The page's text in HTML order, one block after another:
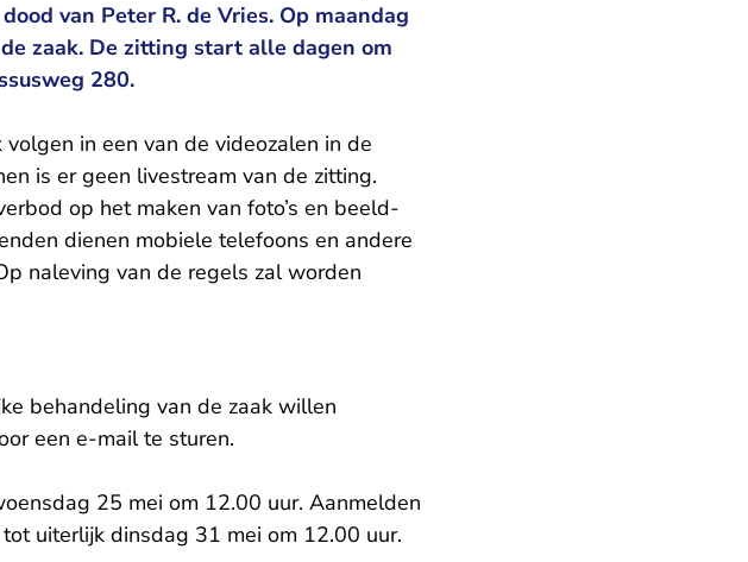
van Peter R. de Vries. Op maandag
zaak. De zitting start alle dagen om
280.
in een van de videozalen in de
is er geen livestream van de zitting.
op het maken van foto’s en beeld-
dienen mobiele telefoons en andere
naleving van de regels zal worden
behandeling van de zaak willen
een e-mail- U verlaat Rechtspraak.nl
te sturen.
25 mei om 12.00 uur. Aanmelden
uiterlijk dinsdag 31 mei om 12.00 uur.